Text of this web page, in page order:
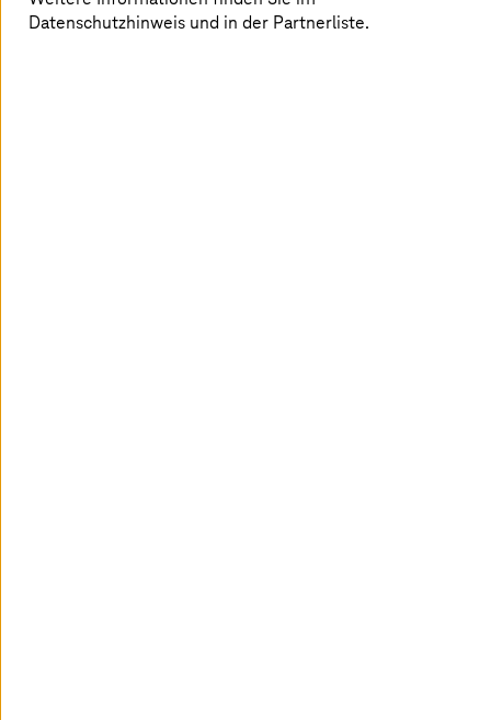
alles Gute“, sagt Urs M. Krämer, Geschäftsführer
CommercialT-Systems.
Datenschutzhinweis und in der Partnerliste.